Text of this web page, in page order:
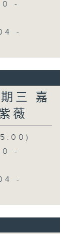
-
-
三 嘉
薇
-
-